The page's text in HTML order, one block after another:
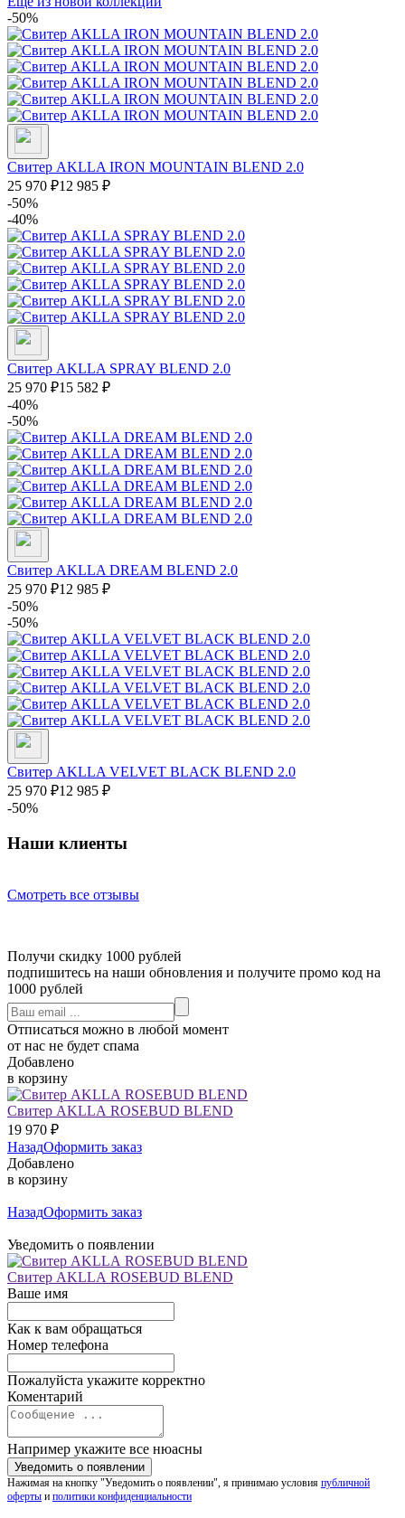
-50%
Свитер AKLLA IRON MOUNTAIN BLEND 2.0
25 970 ₽12 985 ₽
-50%
-40%
Свитер AKLLA SPRAY BLEND 2.0
25 970 ₽15 582 ₽
-40%
-50%
Свитер AKLLA DREAM BLEND 2.0
25 970 ₽12 985 ₽
-50%
-50%
Свитер AKLLA VELVET BLACK BLEND 2.0
25 970 ₽12 985 ₽
-50%
Наши клиенты
Смотреть все отзывы
Получи скидку 1000 рублей
подпишитесь на наши обновления и получите промо код на
1000 рублей
Отписаться можно в любой момент
от нас не будет спама
Добавлено
в корзину
Свитер AKLLA ROSEBUD BLEND
19 970 ₽
НазадОформить заказ
Добавлено
в корзину
НазадОформить заказ
Уведомить о появлении
Свитер AKLLA ROSEBUD BLEND
Ваше имя
Как к вам обращаться
Номер телефона
Пожалуйста укажите корректно
Коментарий
Например укажите все нюасны
Нажимая на кнопку "Уведомить о появлении", я принимаю условия публичной
оферты и политики конфиденциальности